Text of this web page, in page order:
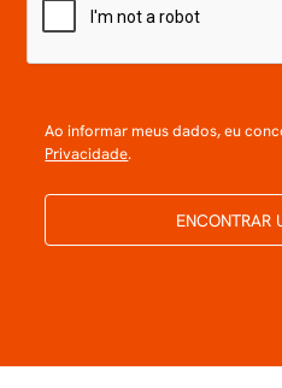
Ao informar meus dados, eu
Privacidade.
ENCONTRAR